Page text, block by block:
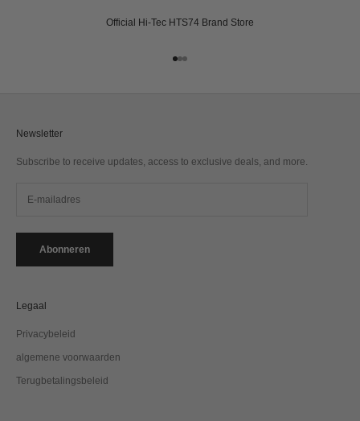
Official Hi-Tec HTS74 Brand Store
Naar artikel 1
Naar artikel 2
Naar artikel 3
Newsletter
Subscribe to receive updates, access to exclusive deals, and more.
Abonneren
Legaal
Privacybeleid
algemene voorwaarden
Terugbetalingsbeleid